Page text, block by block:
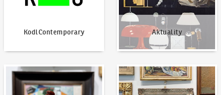
KodlContemporary Aktuality
Jak dražit? Nabídnout dílo